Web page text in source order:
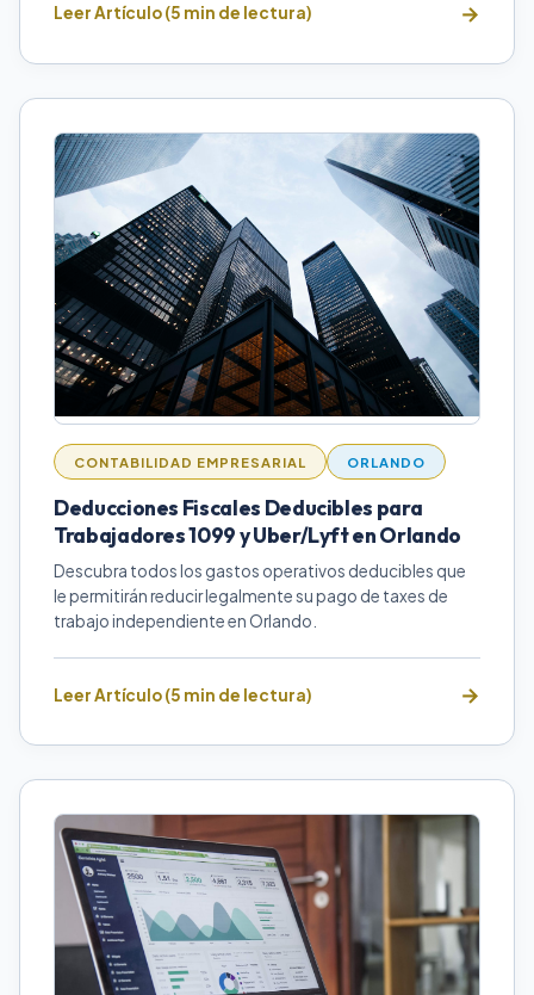
Leer Artículo (5 min de lectura)
CONTABILIDAD EMPRESARIAL ORLANDO
Deducciones Fiscales Deducibles para
Trabajadores 1099 y Uber/Lyft en Orlando
Descubra todos los gastos operativos deducibles que
le permitirán reducir legalmente su pago de taxes de
trabajo independiente en Orlando.
Leer Artículo (5 min de lectura)